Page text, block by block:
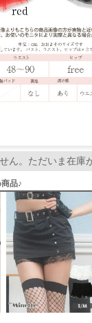
ん。ただいま在庫
品♪